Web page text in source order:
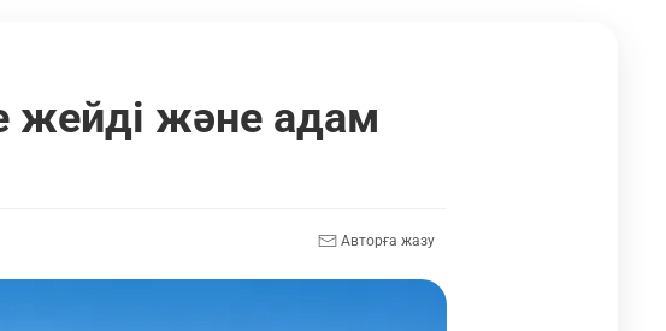
және адам
Авторға жазу